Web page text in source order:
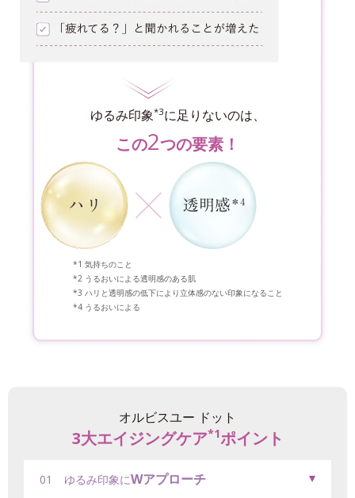
ゆるみ印象*3に足りないのは、
この2つの要素！
気持ちのこと
うるおいによる透明感のある肌
ハリと透明感の低下により立体感のない印象になること
うるおいによる
オルビスユー ドット
3大エイジングケア*1ポイント
01 ゆるみ印象にWアプローチ